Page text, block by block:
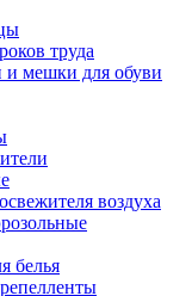
труда
мешки для обуви
воздуха
белья